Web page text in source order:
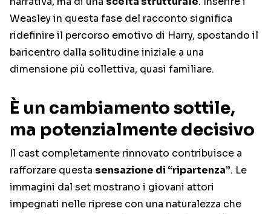
Weasley in questa fase del racconto significa
ridefinire il percorso emotivo di Harry, spostando il
baricentro dalla solitudine iniziale a una
dimensione più collettiva, quasi familiare.
È un cambiamento sottile,
ma potenzialmente decisivo
Il cast completamente rinnovato contribuisce a
rafforzare questa sensazione di “ripartenza”. Le
immagini dal set mostrano i giovani attori
impegnati nelle riprese con una naturalezza che